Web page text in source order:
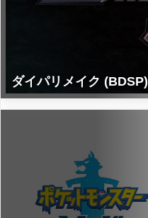
ダイパリメイク (BDSP)